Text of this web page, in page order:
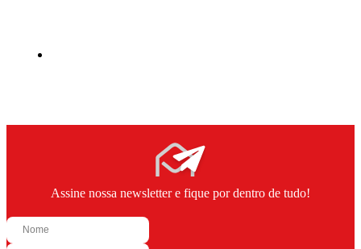
Assine nossa newsletter e fique por dentro de tudo!